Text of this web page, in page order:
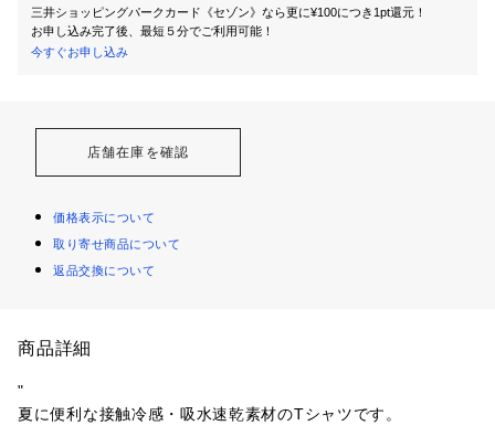
三井ショッピングパークカード《セゾン》なら更に¥100につき1pt還元！
お申し込み完了後、最短５分でご利用可能！
今すぐお申し込み
店舗在庫を確認
価格表示について
取り寄せ商品について
返品交換について
商品詳細
"
夏に便利な接触冷感・吸水速乾素材のTシャツです。